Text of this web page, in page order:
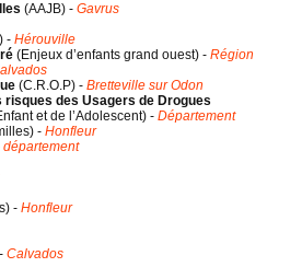
(AAJB) - Gavrus
) - Hérouville
(Enjeux d’enfants grand ouest) - Région
(C.R.O.P) - Bretteville sur Odon
risques des Usagers de Drogues
et de l’Adolescent) - Département
) - Honfleur
département
) - Honfleur
Calvados